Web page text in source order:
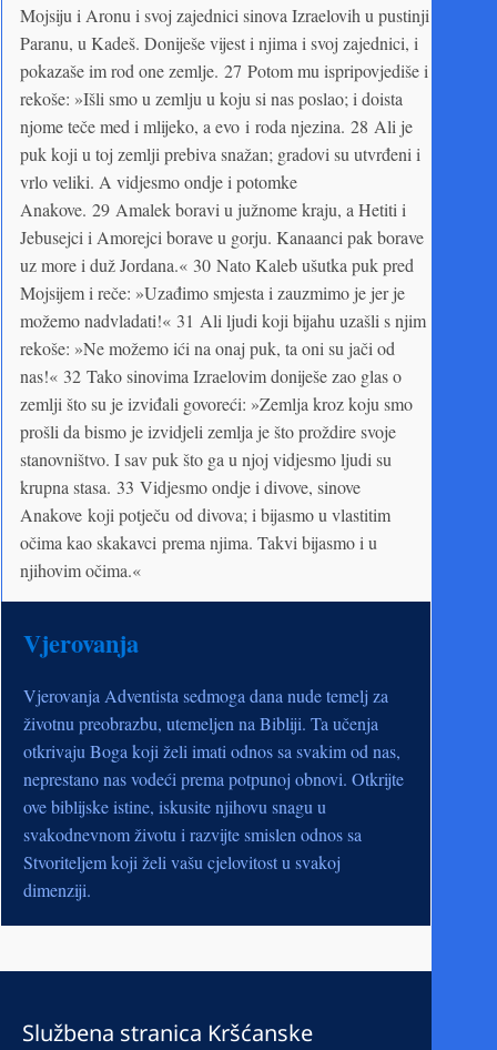
Mojsiju i Aronu i svoj zajednici sinova Izraelovih u pustinji
Paranu, u Kadeš. Doniješe vijest i njima i svoj zajednici, i
pokazaše im rod one zemlje. 27 Potom mu ispripovjediše i
rekoše: »Išli smo u zemlju u koju si nas poslao; i doista
njome teče med i mlijeko, a evo i roda njezina. 28 Ali je
puk koji u toj zemlji prebiva snažan; gradovi su utvrđeni i
vrlo veliki. A vidjesmo ondje i potomke
Anakove. 29 Amalek boravi u južnome kraju, a Hetiti i
Jebusejci i Amorejci borave u gorju. Kanaanci pak borave
uz more i duž Jordana.« 30 Nato Kaleb ušutka puk pred
Mojsijem i reče: »Uzađimo smjesta i zauzmimo je jer je
možemo nadvladati!« 31 Ali ljudi koji bijahu uzašli s njim
rekoše: »Ne možemo ići na onaj puk, ta oni su jači od
nas!« 32 Tako sinovima Izraelovim doniješe zao glas o
zemlji što su je izviđali govoreći: »Zemlja kroz koju smo
prošli da bismo je izvidjeli zemlja je što proždire svoje
stanovništvo. I sav puk što ga u njoj vidjesmo ljudi su
krupna stasa. 33 Vidjesmo ondje i divove, sinove
Anakove koji potječu od divova; i bijasmo u vlastitim
očima kao skakavci prema njima. Takvi bijasmo i u
njihovim očima.«
Vjerovanja
Vjerovanja Adventista sedmoga dana nude temelj za
životnu preobrazbu, utemeljen na Bibliji. Ta učenja
otkrivaju Boga koji želi imati odnos sa svakim od nas,
neprestano nas vodeći prema potpunoj obnovi. Otkrijte
ove biblijske istine, iskusite njihovu snagu u
svakodnevnom životu i razvijte smislen odnos sa
Stvoriteljem koji želi vašu cjelovitost u svakoj
dimenziji.
Službena stranica Kršćanske